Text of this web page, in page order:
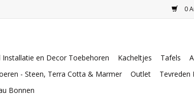
0
Installatie en Decor Toebehoren Kacheltjes Tafels
- Steen, Terra Cotta & Marmer Outlet Tevreden
Bonnen